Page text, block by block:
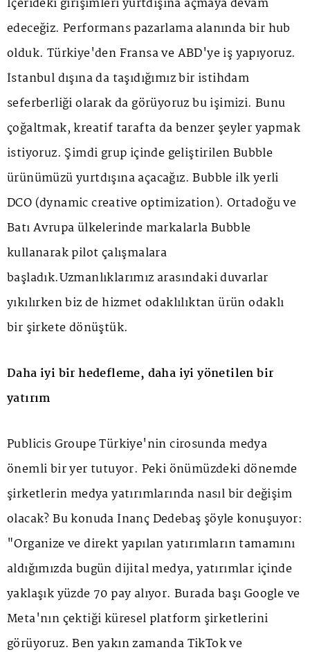
edeceğiz. Performans pazarlama alanında bir hub
olduk. Türkiye'den Fransa ve ABD'ye iş yapıyoruz.
İstanbul dışına da taşıdığımız bir istihdam
seferberliği olarak da görüyoruz bu işimizi. Bunu
çoğaltmak, kreatif tarafta da benzer şeyler yapmak
istiyoruz. Şimdi grup içinde geliştirilen Bubble
ürünümüzü yurtdışına açacağız. Bubble ilk yerli
DCO (dynamic creative optimization). Ortadoğu ve
Batı Avrupa ülkelerinde markalarla Bubble
kullanarak pilot çalışmalara
başladık.Uzmanlıklarımız arasındaki duvarlar
yıkılırken biz de hizmet odaklılıktan ürün odaklı
bir şirkete dönüştük.
Daha iyi bir hedefleme, daha iyi yönetilen bir
yatırım
Publicis Groupe Türkiye'nin cirosunda medya
önemli bir yer tutuyor. Peki önümüzdeki dönemde
şirketlerin medya yatırımlarında nasıl bir değişim
olacak? Bu konuda İnanç Dedebaş şöyle konuşuyor:
"Organize ve direkt yapılan yatırımların tamamını
aldığımızda bugün dijital medya, yatırımlar içinde
yaklaşık yüzde 70 pay alıyor. Burada başı Google ve
Meta'nın çektiği küresel platform şirketlerini
görüyoruz. Ben yakın zamanda TikTok ve